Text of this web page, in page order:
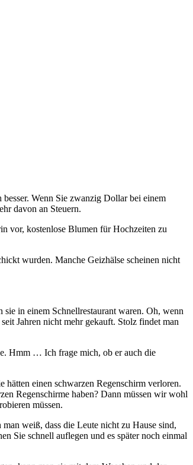
Wenn Sie zwanzig Dollar bei einem
davon an Steuern.
vor, kostenlose Blumen für Hochzeiten zu
wurden. Manche Geizhälse scheinen nicht
in einem Schnellrestaurant waren. Oh, wenn
Jahren nicht mehr gekauft. Stolz findet man
Hmm … Ich frage mich, ob er auch die
einen schwarzen Regenschirm verloren.
Regenschirme haben? Dann müssen wir wohl
müssen.
weiß, dass die Leute nicht zu Hause sind,
Sie schnell auflegen und es später noch einmal